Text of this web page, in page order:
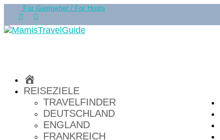
Für Gastgeber / For Hosts
REISEZIELE
TRAVELFINDER
DEUTSCHLAND
ENGLAND
FRANKREICH